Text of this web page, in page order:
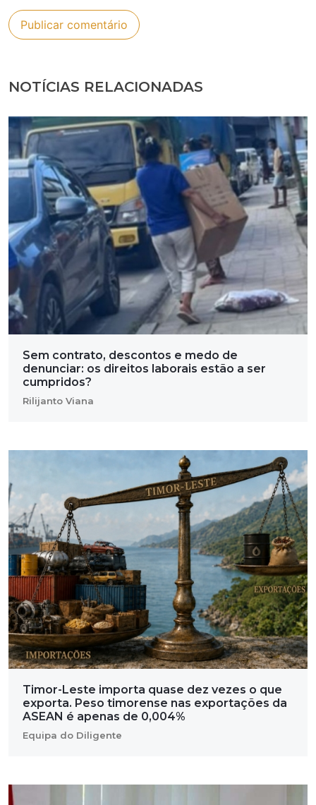
NOTÍCIAS RELACIONADAS
Sem contrato, descontos e medo de
denunciar: os direitos laborais estão a ser
cumpridos?
Rilijanto Viana
Timor-Leste importa quase dez vezes o que
exporta. Peso timorense nas exportações da
ASEAN é apenas de 0,004%
Equipa do Diligente